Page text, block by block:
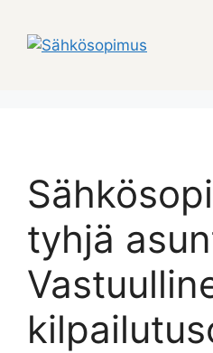
content
tyhjä